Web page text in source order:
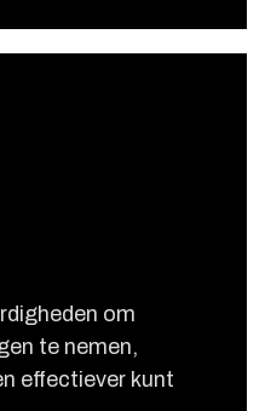
om
te nemen,
effectiever kunt